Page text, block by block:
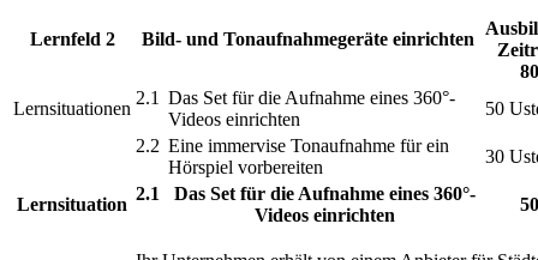
Lernfeld 2 Bild- und Tonaufnahmegeräte einrichten
Lernsituationen
2.1 Das Set für die Aufnahme eines 360°-
Videos einrichten
50
2.2 Eine immervise Tonaufnahme für ein
Hörspiel vorbereiten
30
Lernsituation
2.1
Das Set für die Aufnahme eines 360°-
Videos einrichten